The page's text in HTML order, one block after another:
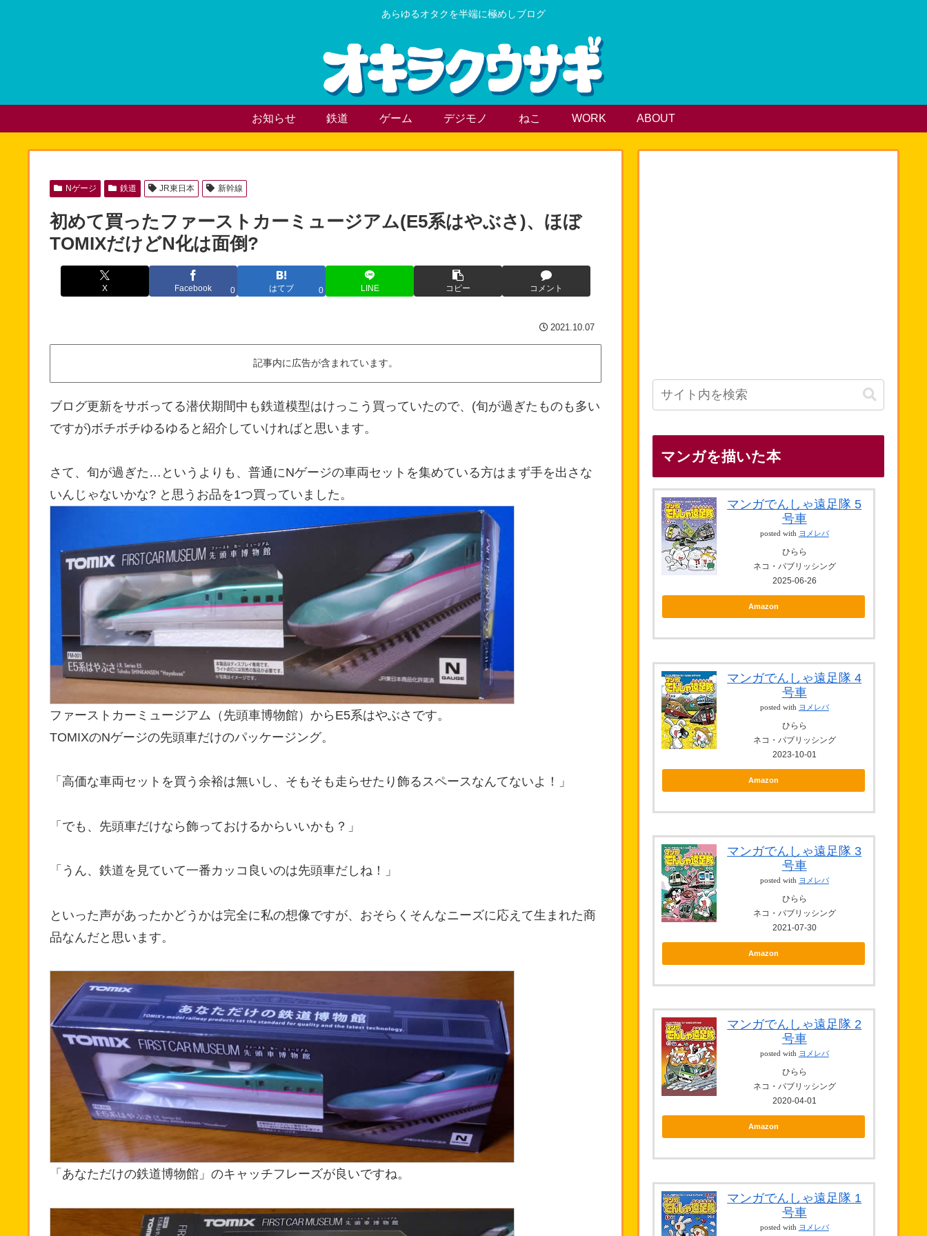
あらゆるオタクを半端に極めしブログ
お知らせ 鉄道 ゲーム デジモノ ねこ WORK ABOUT
Nゲージ 鉄道 JR東日本 新幹線
初めて買ったファーストカーミュージアム(E5系はやぶさ)、ほぼ
TOMIXだけどN化は面倒?
X Facebook 0 はてブ 0 LINE コピー コメント
2021.10.07
記事内に広告が含まれています。
ブログ更新をサボってる潜伏期間中も鉄道模型はけっこう買っていたので、(旬が過ぎたものも多い
ですが)ボチボチゆるゆると紹介していければと思います。
さて、旬が過ぎた…というよりも、普通にNゲージの車両セットを集めている方はまず手を出さな
いんじゃないかな? と思うお品を1つ買っていました。
ファーストカーミュージアム（先頭車博物館）からE5系はやぶさです。
TOMIXのNゲージの先頭車だけのパッケージング。
「高価な車両セットを買う余裕は無いし、そもそも走らせたり飾るスペースなんてないよ！」
「でも、先頭車だけなら飾っておけるからいいかも？」
「うん、鉄道を見ていて一番カッコ良いのは先頭車だしね！」
といった声があったかどうかは完全に私の想像ですが、おそらくそんなニーズに応えて生まれた商
品なんだと思います。
「あなただけの鉄道博物館」のキャッチフレーズが良いですね。
マンガを描いた本
マンガでんしゃ遠足隊 5
号車
posted with ヨメレバ
ひらら
ネコ・パブリッシング
2025-06-26
Amazon
マンガでんしゃ遠足隊 4
号車
posted with ヨメレバ
ひらら
ネコ・パブリッシング
2023-10-01
Amazon
マンガでんしゃ遠足隊 3
号車
posted with ヨメレバ
ひらら
ネコ・パブリッシング
2021-07-30
Amazon
マンガでんしゃ遠足隊 2
号車
posted with ヨメレバ
ひらら
ネコ・パブリッシング
2020-04-01
Amazon
マンガでんしゃ遠足隊 1
号車
posted with ヨメレバ